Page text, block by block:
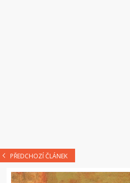
PŘEDCHOZÍ ČLÁNEK